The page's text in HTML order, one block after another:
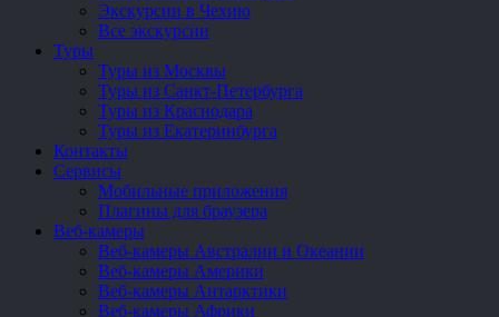
Экскурсии в Чехию
Все экскурсии
Туры
Туры из Москвы
Туры из Санкт-Петербурга
Туры из Краснодара
Туры из Екатеринбурга
Контакты
Сервисы
Мобильные приложения
Плагины для браузера
Веб-камеры
Веб-камеры Австралии и Океании
Веб-камеры Америки
Веб-камеры Антарктики
Веб-камеры Африки